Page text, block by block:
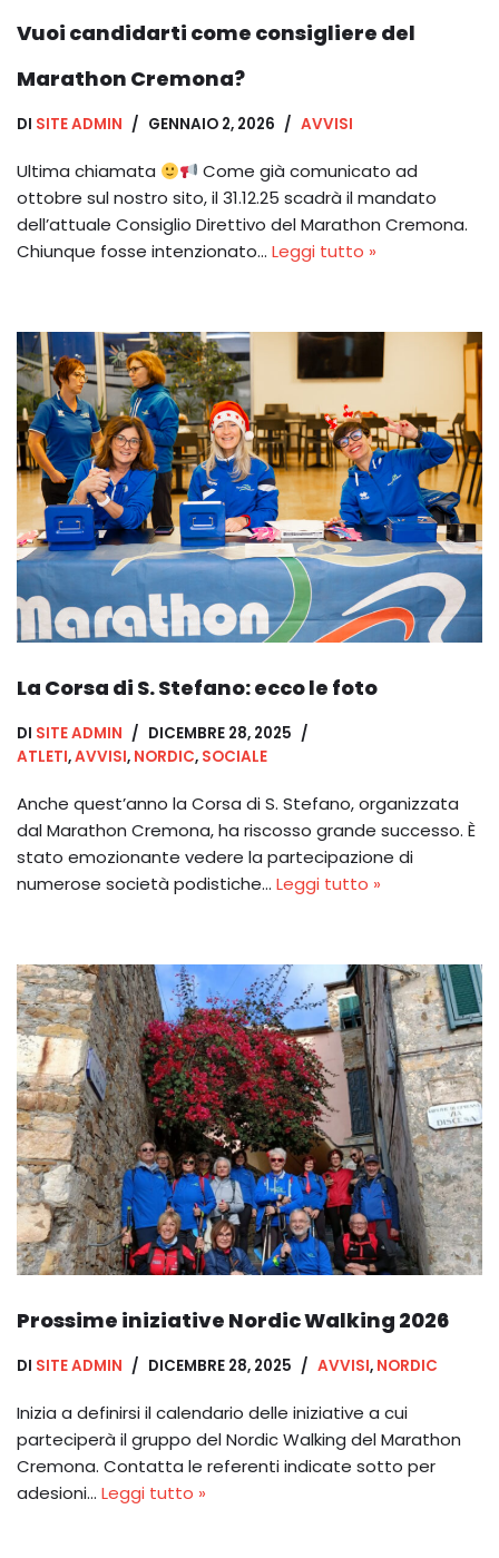
Vuoi candidarti come consigliere del
Marathon Cremona?
DI SITE ADMIN GENNAIO 2, 2026 AVVISI
Ultima chiamata
Come già comunicato ad
ottobre sul nostro sito, il 31.12.25 scadrà il mandato
dell’attuale Consiglio Direttivo del Marathon Cremona.
Chiunque fosse intenzionato… Leggi tutto »
La Corsa di S. Stefano: ecco le foto
DI SITE ADMIN
DICEMBRE 28, 2025
ATLETI,AVVISI, NORDIC, SOCIALE
Anche quest’anno la Corsa di S. Stefano, organizzata
dal Marathon Cremona, ha riscosso grande successo. È
stato emozionante vedere la partecipazione di
numerose società podistiche… Leggi tutto »
Prossime iniziative Nordic Walking 2026
DI SITE ADMIN DICEMBRE 28, 2025 AVVISI, NORDIC
Inizia a definirsi il calendario delle iniziative a cui
parteciperà il gruppo del Nordic Walking del Marathon
Cremona. Contatta le referenti indicate sotto per
adesioni… Leggi tutto »